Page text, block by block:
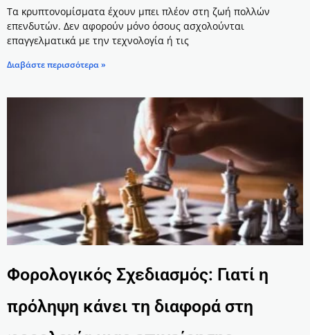
Τα κρυπτονομίσματα έχουν μπει πλέον στη ζωή πολλών
επενδυτών. Δεν αφορούν μόνο όσους ασχολούνται
επαγγελματικά με την τεχνολογία ή τις
Διαβάστε περισσότερα »
Φορολογικός Σχεδιασμός: Γιατί η
πρόληψη κάνει τη διαφορά στη